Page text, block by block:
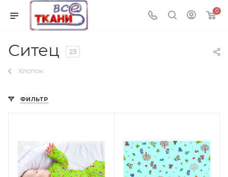
0
Ситец 23
Хлопок
ФИЛЬТР